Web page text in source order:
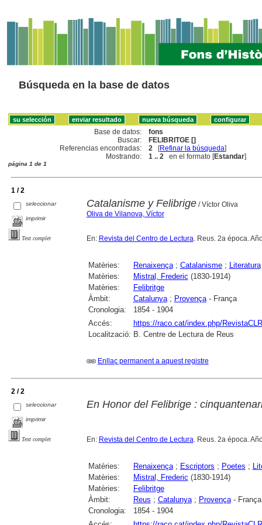
Búsqueda en la base de datos
Base de datos:
fons
Buscar:
FELIBRITGE []
Referencias encontradas:
2 [Refinar la búsqueda]
Mostrando:
1 .. 2 en el formato [Estandar]
página 1 de 1
1 / 2
seleccionar
imprimir
Text complet
Catalanisme y Felibrige/ Víctor Oliva
Oliva de Vilanova, Víctor
En: Revista del Centro de Lectura. Reus. 2a época.
Matèries: Renaixença; Catalanisme; Literatura
Matèries:
Mistral, Frederic (1830-1914)
Matèries:
Felibritge
Àmbit:
Catalunya; Provença- França
Cronologia:
1854 - 1904
Accés:
https://raco.cat/index.php/
Localització: B. Centre de Lectura de Reus
Enllaç permanent a aquest registre
2 / 2
seleccionar
imprimir
Text complet
En Honor del Felibrige :
En: Revista del Centro de Lectura. Reus. 2a época.
Matèries: Renaixença; Escriptors ; Poetes ;
Matèries:
Mistral, Frederic (1830-1914)
Matèries:
Felibritge
Àmbit:
Reus ; Catalunya; Provença- França
Cronologia:
1854 - 1904